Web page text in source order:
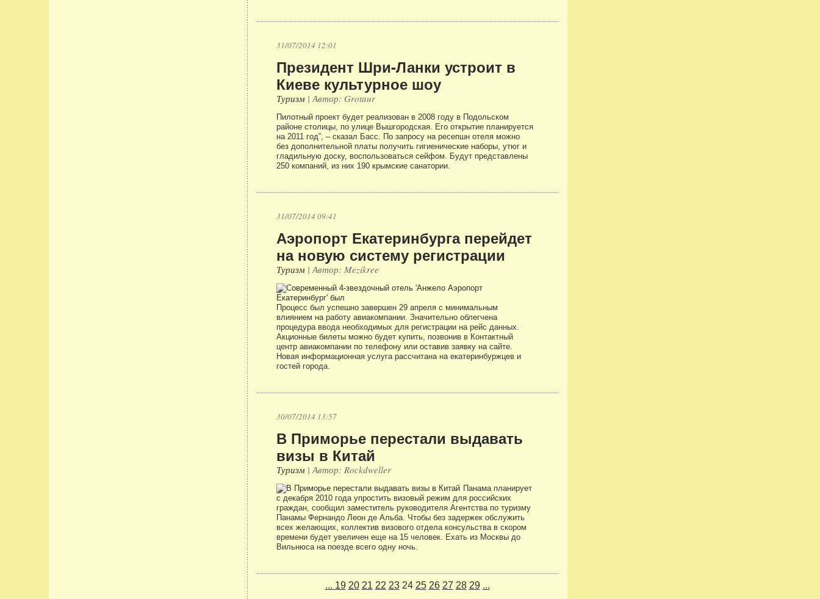
31/07/2014 12:01
Президент Шри-Ланки устроит в
Киеве культурное шоу
Туризм | Автор: Grotaur
Пилотный проект будет реализован в 2008 году в Подольском
районе столицы, по улице Вышгородская. Его открытие планируется
на 2011 год”, – сказал Басс. По запросу на ресепшн отеля можно
без дополнительной платы получить гигиенические наборы, утюг и
гладильную доску, воспользоваться сейфом. Будут представлены
250 компаний, из них 190 крымские санатории.
31/07/2014 09:41
Аэропорт Екатеринбурга перейдет
на новую систему регистрации
Туризм | Автор: Mezikree
Процесс был успешно завершен 29 апреля с минимальным
влиянием на работу авиакомпании. Значительно облегчена
процедура ввода необходимых для регистрации на рейс данных.
Акционные билеты можно будет купить, позвонив в Контактный
центр авиакомпании по телефону или оставив заявку на сайте.
Новая информационная услуга рассчитана на екатеринбуржцев и
гостей города.
30/07/2014 13:57
В Приморье перестали выдавать
визы в Китай
Туризм | Автор: Rockdweller
Панама планирует
с декабря 2010 года упростить визовый режим для российских
граждан, сообщил заместитель руководителя Агентства по туризму
Панамы Фернандо Леон де Альба. Чтобы без задержек обслужить
всех желающих, коллектив визового отдела консульства в скором
времени будет увеличен еще на 15 человек. Ехать из Москвы до
Вильнюса на поезде всего одну ночь.
... 19 20 21 22 2324 25 26 27 28 29 ...